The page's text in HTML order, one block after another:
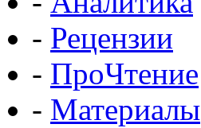
- Рецензии
- ПроЧтение
- Материалы